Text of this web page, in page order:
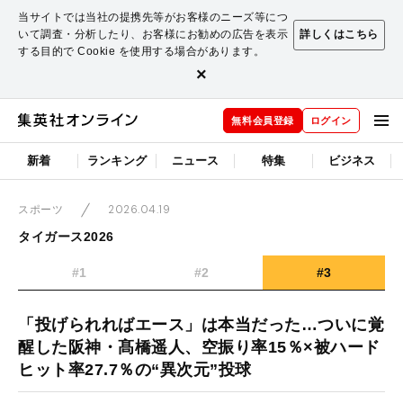
当サイトでは当社の提携先等がお客様のニーズ等につ
いて調査・分析したり、お客様にお勧めの広告を表示
する目的で Cookie を使用する場合があります。
詳しくはこちら
×
無料会員登録 ログイン
新着 ランキング ニュース 特集 ビジネス
スポーツ
2026.04.19
タイガース2026
#1 #2 #3
「投げられればエース」は本当だった…ついに覚
醒した阪神・髙橋遥人、空振り率15％×被ハード
ヒット率27.7％の“異次元”投球